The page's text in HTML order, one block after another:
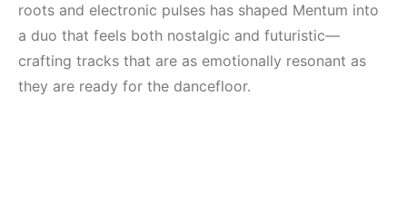
roots and electronic pulses has shaped Mentum into
a duo that feels both nostalgic and futuristic—
crafting tracks that are as emotionally resonant as
they are ready for the dancefloor.